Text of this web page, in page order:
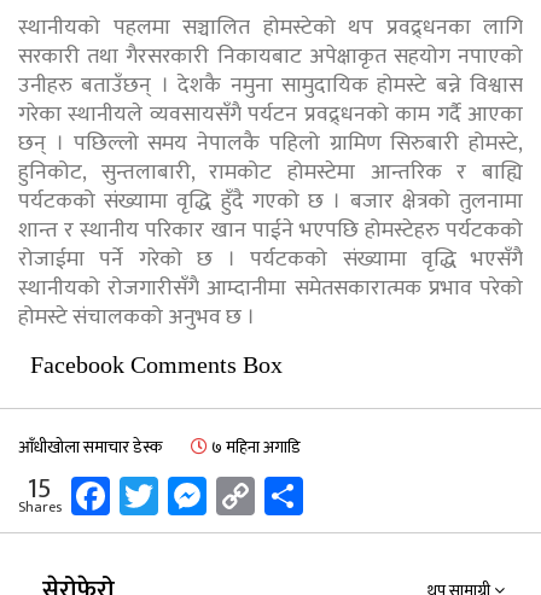
स्थानीयको पहलमा सञ्चालित होमस्टेको थप प्रवद्र्धनका लागि
सरकारी तथा गैरसरकारी निकायबाट अपेक्षाकृत सहयोग नपाएको
उनीहरु बताउँछन् । देशकै नमुना सामुदायिक होमस्टे बन्ने विश्वास
गरेका स्थानीयले व्यवसायसँगै पर्यटन प्रवद्र्धनको काम गर्दै आएका
छन् । पछिल्लो समय नेपालकै पहिलो ग्रामिण सिरुबारी होमस्टे,
हुनिकोट, सुन्तलाबारी, रामकोट होमस्टेमा आन्तरिक र बाह्यि
पर्यटकको संख्यामा वृद्धि हुँदै गएको छ । बजार क्षेत्रको तुलनामा
शान्त र स्थानीय परिकार खान पाईने भएपछि होमस्टेहरु पर्यटकको
रोजाईमा पर्ने गरेको छ । पर्यटकको संख्यामा वृद्धि भएसँगै
स्थानीयको रोजगारीसँगै आम्दानीमा समेतसकारात्मक प्रभाव परेको
होमस्टे संचालकको अनुभव छ ।
Facebook Comments Box
आँधीखोला समाचार डेस्क ७ महिना अगाडि
15
Shares Facebook
Twitter
Messenger
Copy
Link